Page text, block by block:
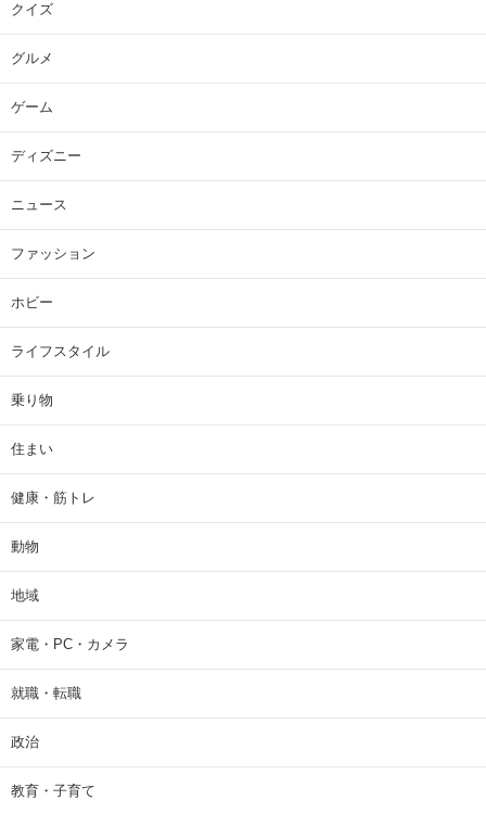
クイズ
グルメ
ゲーム
ディズニー
ニュース
ファッション
ホビー
ライフスタイル
乗り物
住まい
健康・筋トレ
動物
地域
家電・PC・カメラ
就職・転職
政治
教育・子育て